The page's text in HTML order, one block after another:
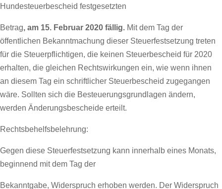
Hundesteuerbescheid festgesetzten
Betrag, am 15. Februar 2020 fällig. Mit dem Tag der
öffentlichen Bekanntmachung dieser Steuerfestsetzung treten
für die Steuerpflichtigen, die keinen Steuerbescheid für 2020
erhalten, die gleichen Rechtswirkungen ein, wie wenn ihnen
an diesem Tag ein schriftlicher Steuerbescheid zugegangen
wäre. Sollten sich die Besteuerungsgrundlagen ändern,
werden Änderungsbescheide erteilt.
Rechtsbehelfsbelehrung:
Gegen diese Steuerfestsetzung kann innerhalb eines Monats,
beginnend mit dem Tag der
Bekanntgabe, Widerspruch erhoben werden. Der Widerspruch